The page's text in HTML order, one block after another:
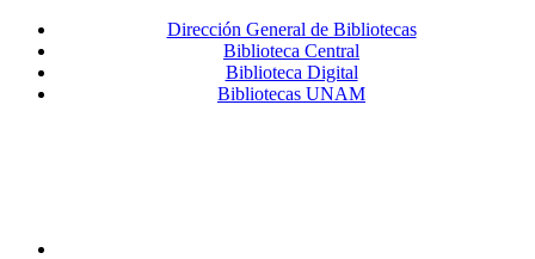
Dirección General de Bibliotecas
Biblioteca Central
Biblioteca Digital
Bibliotecas UNAM